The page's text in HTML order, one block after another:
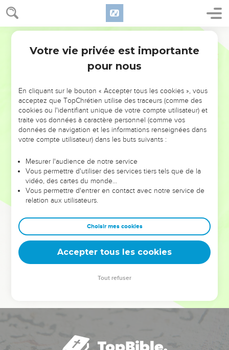
NE MANQUEZ PAS L’ÉVÉNEMENT
DE L’ANNÉE !
ET SI LEURS ERREURS POUVAIENT VOUS ÉVITER LES
VOTRES ?
leur foi ou leur vision. Mais on voit moins les doutes, les erreurs
et les saisons difficiles qu'ils ont traversés, alors même que ce
sont elles qui les ont façonnés.
Dans cette conférence, leaders, entrepreneurs, et responsables
clés pour avancer avec plus de sagesse afin que leurs erreurs
deviennent vos tremplins. Que vous guidiez un ministère, une
équipe, un groupe ou une famille, leur expérience est faite
Votre vie privée est importante
pour nous
En cliquant sur le bouton « Accepter tous les cookies », vous
acceptez que TopChrétien utilise des traceurs (comme des
cookies ou l'identifiant unique de votre compte utilisateur) et
traite vos données à caractère personnel (comme vos
données de navigation et les informations renseignées dans
votre compte utilisateur) dans les buts suivants :
Mesurer l'audience de notre service
Vous permettre d'utiliser des services tiers tels que de la
vidéo, des cartes du monde…
Vous permettre d'entrer en contact avec notre service de
relation aux utilisateurs.
Choisir mes cookies
Accepter tous les cookies
Tout refuser